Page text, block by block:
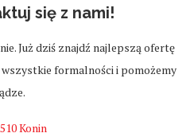
się z nami!
Już dziś znajdź najlepszą ofertę
wszystkie formalności i pomożemy
Konin